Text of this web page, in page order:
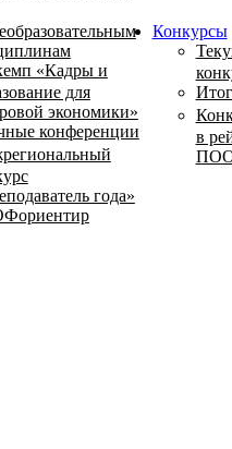
«Кадры и
для
экономики»
конференции
года»
Конкурсы
в